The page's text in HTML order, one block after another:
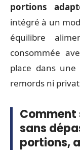
portions
intégré à un
équilibre
consommée
place dans
remords ni
sans
portions,